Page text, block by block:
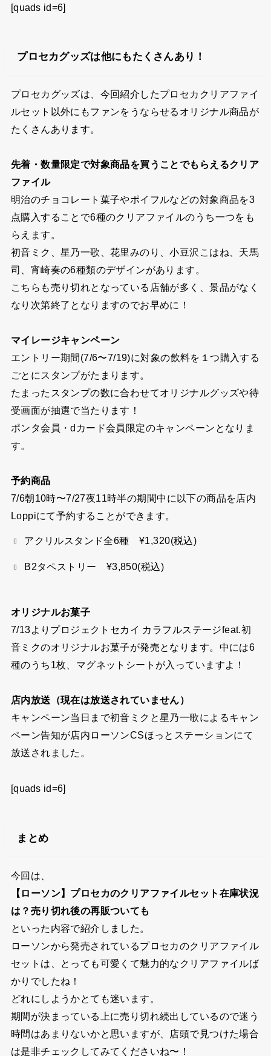
[quads id=6]
プロセカグッズは他にもたくさんあり！
プロセカグッズは、今回紹介したプロセカクリアファイ
ルセット以外にもファンをうならせるオリジナル商品が
たくさんあります。
先着・数量限定で対象商品を買うことでもらえるクリア
ファイル
明治のチョコレート菓子やポイフルなどの対象商品を3
点購入することで6種のクリアファイルのうち一つをも
らえます。
初音ミク、星乃一歌、花里みのり、小豆沢こはね、天馬
司、宵崎奏の6種類のデザインがあります。
こちらも売り切れとなっている店舗が多く、景品がなく
なり次第終了となりますのでお早めに！
マイレージキャンペーン
エントリー期間(7/6〜7/19)に対象の飲料を１つ購入する
ごとにスタンプがたまります。
たまったスタンプの数に合わせてオリジナルグッズや待
受画面が抽選で当たります！
ポンタ会員・dカード会員限定のキャンペーンとなりま
す。
予約商品
7/6朝10時〜7/27夜11時半の期間中に以下の商品を店内
Loppiにて予約することができます。
アクリルスタンド全6種 ¥1,320(税込)
B2タペストリー ¥3,850(税込)
オリジナルお菓子
7/13よりプロジェクトセカイ カラフルステージfeat.初
音ミクのオリジナルお菓子が発売となります。中には6
種のうち1枚、マグネットシートが入っていますよ！
店内放送（現在は放送されていません）
キャンペーン当日まで初音ミクと星乃一歌によるキャン
ペーン告知が店内ローソンCSほっとステーションにて
放送されました。
[quads id=6]
まとめ
今回は、
【ローソン】プロセカのクリアファイルセット在庫状況
は？売り切れ後の再販ついても
といった内容で紹介しました。
ローソンから発売されているプロセカのクリアファイル
セットは、とっても可愛くて魅力的なクリアファイルば
かりでしたね！
どれにしようかとても迷います。
期間が決まっている上に売り切れ続出しているので迷う
時間はあまりないかと思いますが、店頭で見つけた場合
は是非チェックしてみてくださいね〜！